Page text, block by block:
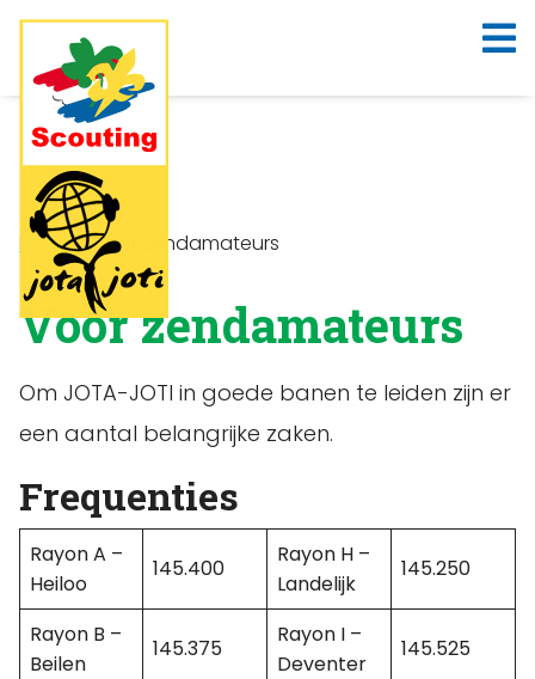
Home»Voor zendamateurs
Voor zendamateurs
Om JOTA-JOTI in goede banen te leiden zijn er
een aantal belangrijke zaken.
Frequenties
Rayon A –
Heiloo
145.400
Rayon H –
Landelijk
145.250
Rayon B –
Beilen
145.375
Rayon I –
Deventer
145.525